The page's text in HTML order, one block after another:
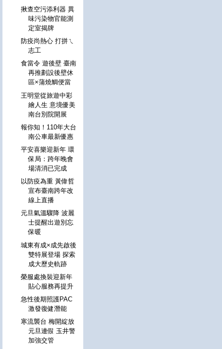
揪查空污添利器 異
味污染物官能測
定室揭牌
防疫尚熱心 打拼ㄟ
志工
食當令 遊後壁 臺南
再推劃設後壁休
區×蒲燒鯛便當
王明堂從旅遊中彩
繪人生 意境優美
南台別院開展
報你知！110年大台
南公車最新優惠
平安喜樂迎新年 環
保局：跨年晚會
場清消已完成
以防疫為重 黃偉哲
宣布臺南跨年改
線上直播
元旦氣溫驟降 波麗
士提醒出遊別忘
保暖
城東有成×成先啟後
雙特展登場 探索
成大歷史軌跡
榮服處換裝迎新年
貼心服務再提升
急性後期照護PAC
激發復健潛能
寒流襲台 梅開綻放
元旦連假 玉井警
加強交管